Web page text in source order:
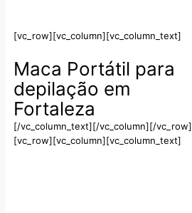
[vc_row][vc_column][vc_column_text]
Maca Portátil para
depilação em
Fortaleza
[/vc_column_text][/vc_column][/vc_row]
[vc_row][vc_column][vc_column_text]